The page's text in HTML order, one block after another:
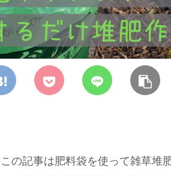
の記事は肥料袋を使って雑草堆